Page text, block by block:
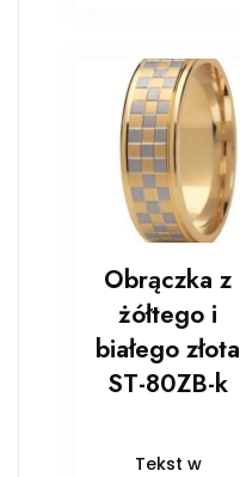
Obrączka z
żółtego i
białego złota
ST-80ZB-k
Tekst w